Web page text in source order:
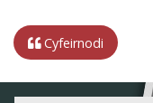
Cyfeirnodi